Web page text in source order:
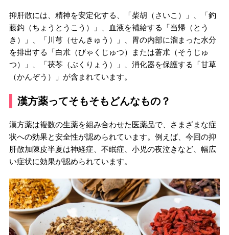
抑肝散には、精神を安定化する、「柴胡（さいこ）」、「釣
藤鈎（ちょうとうこう）」、血液を補給する「当帰（とう
き）」、「川芎（せんきゅう）」、胃の内部に溜まった水分
を排出する「白朮（びゃくじゅつ）または蒼朮（そうじゅ
つ）」、「茯苓（ぶくりょう）」、消化器を保護する「甘草
（かんぞう）」が含まれています。
漢方薬ってそもそもどんなもの？
漢方薬は複数の生薬を組み合わせた医薬品で、さまざまな症
状への効果と安全性が認められています。例えば、今回の抑
肝散加陳皮半夏は神経症、不眠症、小児の夜泣きなど、幅広
い症状に効果が認められています。